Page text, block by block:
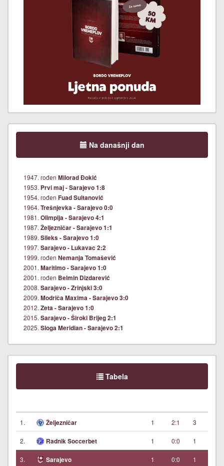
Na današnji dan
1947. rođen Milorad Đokić
1953. Prvi maj - Sarajevo 1:8
1954. rođen Fuad Sultanović
1964. Trešnjevka - Sarajevo 0:0
1981. Olimpija - Sarajevo 4:1
1987. Željezničar - Sarajevo 1:1
1989. Sileks - Sarajevo 1:0
1997. Sarajevo - Lukavac 2:2
1999. rođen Nemanja Tomašević
2001. Maritimo - Sarajevo 1:0
2001. rođen Belmin Dizdarević
2008. Sarajevo - Zrinjski 3:0
2009. Modriča Maxima - Sarajevo 3:0
2012. Zeta - Sarajevo 1:0
2015. Sarajevo - Široki Brijeg 2:1
2025. Sloga Meridian - Sarajevo 2:1
Tabela
1. Željezničar 1 2:1 3
2. Radnik Soccerbet 1 0:0 1
3. Sarajevo 1 0:0 1